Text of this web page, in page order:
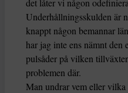
det låter vi någon
Underhållningsskulden är
knappt någon bemannar
har jag inte ens nämnt den
pulsåder på vilken
problemen där.
Man undrar vem eller